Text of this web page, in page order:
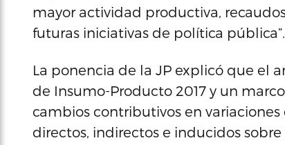
mayor actividad productiva,
futuras iniciativas de política pública”.
La ponencia de la JP explicó que el
de Insumo-Producto 2017 y un
cambios contributivos en
directos, indirectos e inducidos